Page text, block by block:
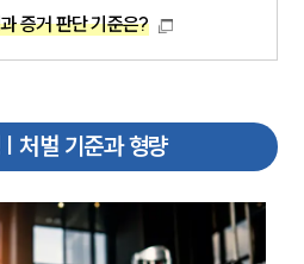
증거 판단 기준은?
처벌 기준과 형량